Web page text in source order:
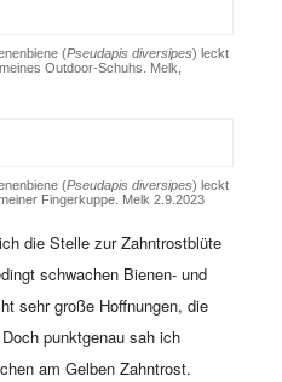
(Pseudapis diversipes) leckt
Outdoor-Schuhs. Melk,
(Pseudapis diversipes) leckt
Fingerkuppe. Melk 2.9.2023
die Stelle zur Zahntrostblüte
schwachen Bienen- und
sehr große Hoffnungen, die
punktgenau sah ich
am Gelben Zahntrost.